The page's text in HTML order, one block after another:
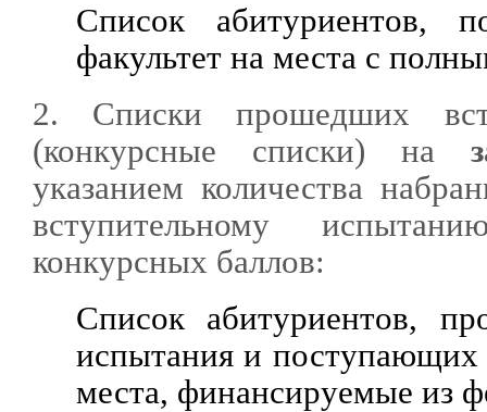
Список абитуриентов,
факультет на места с
2. Списки прошедших
(конкурсные списки) на
указанием количества
вступительному
конкурсных баллов:
Список абитуриентов,
испытания и поступающих
места, финансируемые из